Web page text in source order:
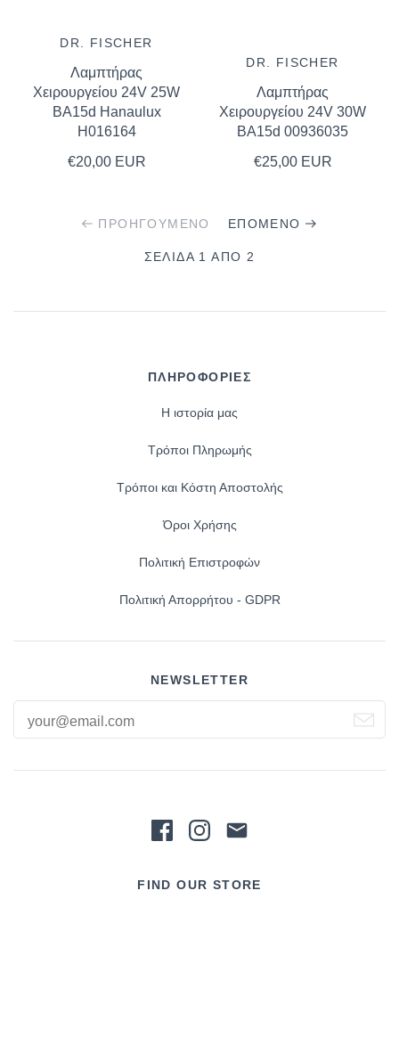
DR. FISCHER
Λαμπτήρας
Χειρουργείου 24V 25W
BΑ15d Hanaulux
H016164
€20,00 EUR
DR. FISCHER
Λαμπτήρας
Χειρουργείου 24V 30W
BA15d 00936035
€25,00 EUR
ΠΡΟΗΓΟΎΜΕΝΟ
ΣΕΛΊΔΑ 1 ΑΠΌ 2
ΕΠΌΜΕΝΟ
ΠΛΗΡΟΦΟΡΙΕΣ
Η ιστορία μας
Τρόποι Πληρωμής
Τρόποι και Κόστη Αποστολής
Όροι Χρήσης
Πολιτική Επιστροφών
Πολιτική Απορρήτου - GDPR
NEWSLETTER
FIND OUR STORE